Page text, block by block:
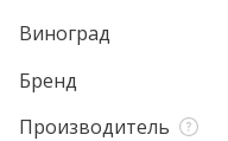
Виноград
Бренд
Производитель